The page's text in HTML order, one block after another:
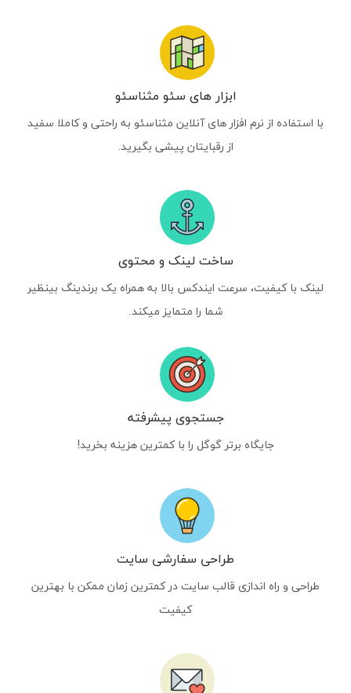
ابزار های سئو مثناسئو
با استفاده از نرم افزار های آنلاین مثناسئو به راحتی و کاملا سفید
از رقبایتان پیشی بگیرید.
ساخت لینک و محتوی
لینک با کیفیت، سرعت ایندکس بالا به همراه یک برندینگ بینظیر
شما را متمایز میکند.
جستجوی پیشرفته
جایگاه برتر گوگل را با کمترین هزینه بخرید!
طراحی سفارشی سایت
طراحی و راه اندازی قالب سایت در کمترین زمان ممکن با بهترین
کیفیت